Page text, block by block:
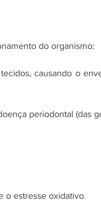
do organismo:
causando o
periodontal (das
o estresse oxidativo.